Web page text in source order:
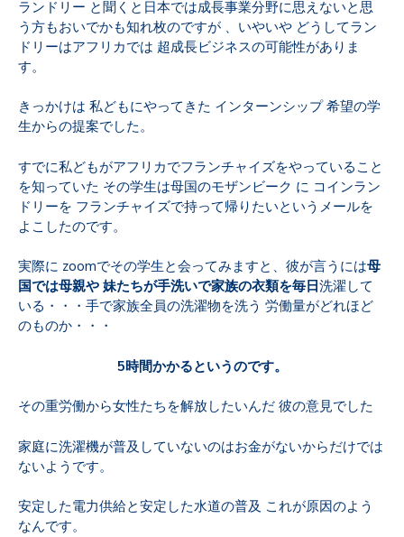
ランドリー と聞くと日本では成長事業分野に思えないと思
う方もおいでかも知れ枚のですが 、いやいや どうしてラン
ドリーはアフリカでは 超成長ビジネスの可能性がありま
す。
きっかけは 私どもにやってきた インターンシップ 希望の学
生からの提案でした。
すでに私どもがアフリカでフランチャイズをやっていること
を知っていた その学生は母国のモザンビーク に コインラン
ドリーを フランチャイズで持って帰りたいというメールを
よこしたのです。
実際に zoomでその学生と会ってみますと、彼が言うには母
国では母親や 妹たちが手洗いで家族の衣類を毎日洗濯して
いる・・・手で家族全員の洗濯物を洗う 労働量がどれほど
のものか・・・
5時間かかるというのです。
その重労働から女性たちを解放したいんだ 彼の意見でした
家庭に洗濯機が普及していないのはお金がないからだけでは
ないようです。
安定した電力供給と安定した水道の普及 これが原因のよう
なんです。